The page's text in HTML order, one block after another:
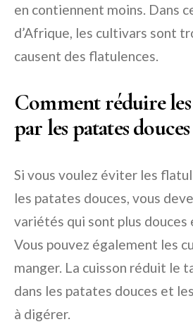
en contiennent moins. Dans
d’Afrique, les cultivars sont
causent des flatulences.
Comment réduire les
par les patates douces
Si vous voulez éviter les
les patates douces, vous
variétés qui sont plus douces
Vous pouvez également les
manger. La cuisson réduit le
dans les patates douces et
à digérer.